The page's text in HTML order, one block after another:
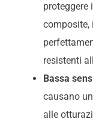
proteggere
composite,
resistenti
Bassa
causano
alle